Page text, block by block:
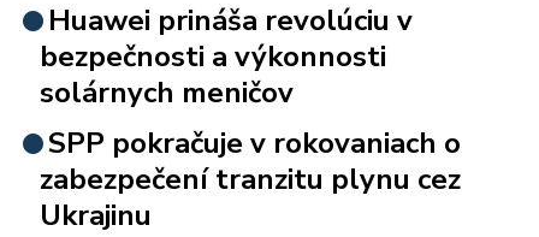
Huawei prináša revolúciu v
bezpečnosti a výkonnosti
solárnych meničov
SPP pokračuje v rokovaniach o
zabezpečení tranzitu plynu cez
Ukrajinu